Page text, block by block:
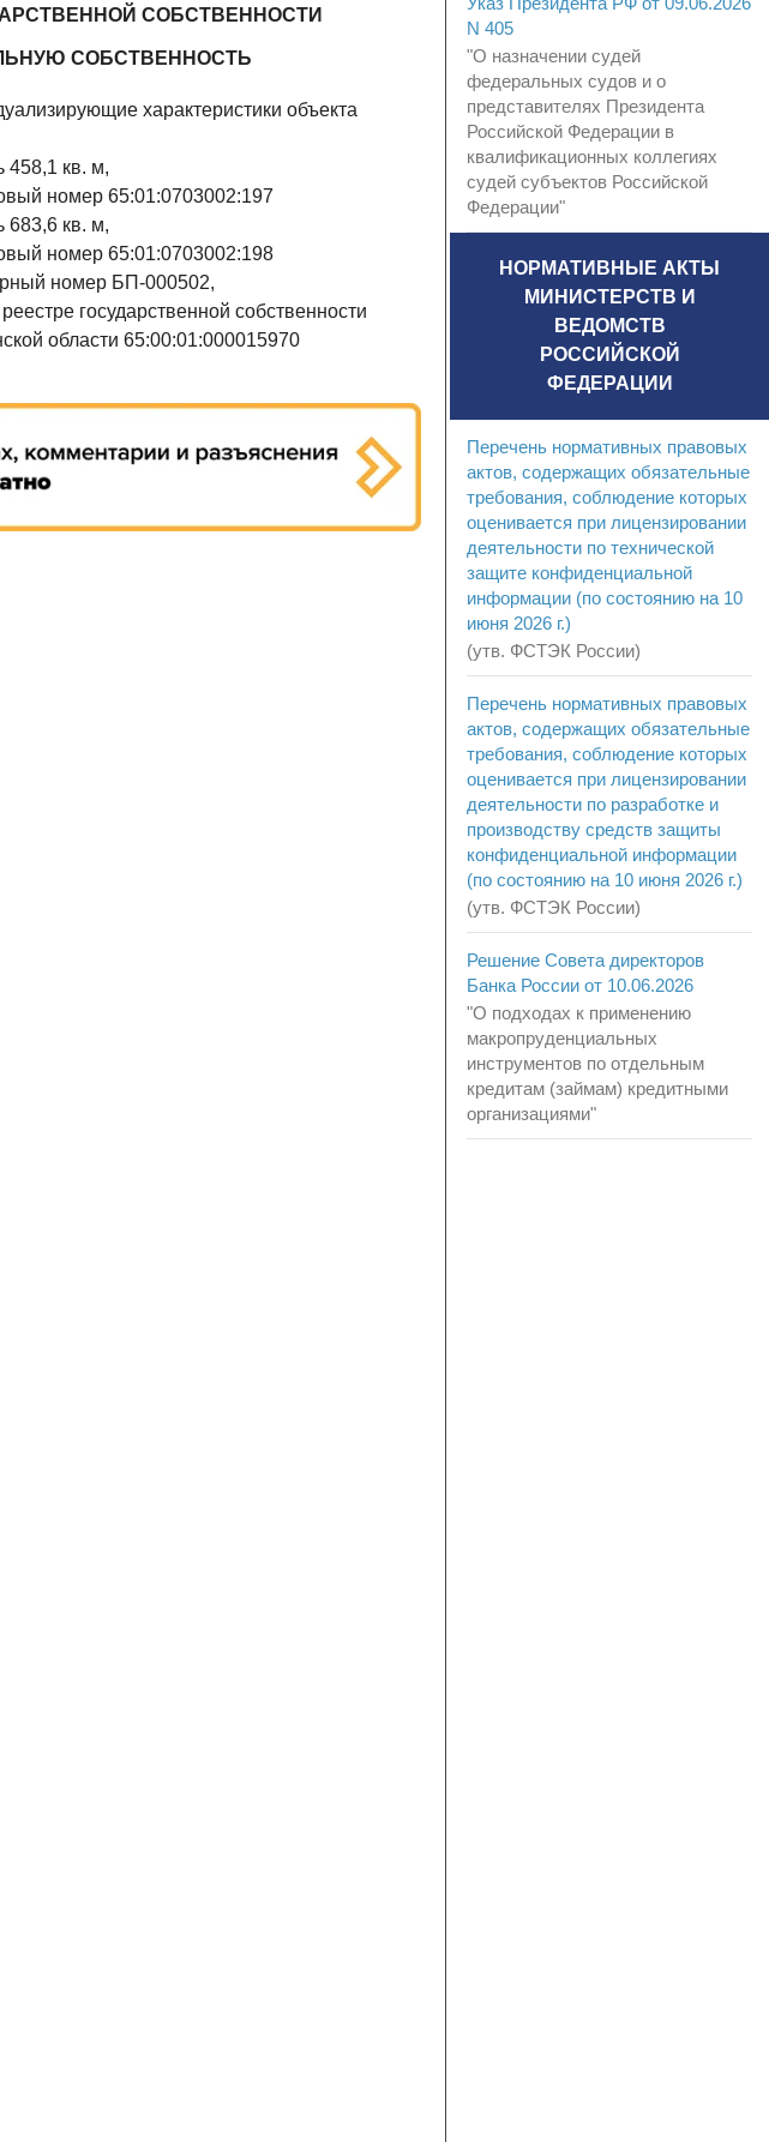
СОБСТВЕННОСТИ
СОБСТВЕННОСТЬ
характеристики объекта
458,1 кв. м,
номер 65:01:0703002:197
683,6 кв. м,
номер 65:01:0703002:198
номер БП-000502,
государственной собственности
области 65:00:01:000015970
N 405
"О назначении судей
федеральных судов и о
представителях Президента
Российской Федерации в
квалификационных коллегиях
судей субъектов Российской
Федерации"
НОРМАТИВНЫЕ АКТЫ
МИНИСТЕРСТВ И
ВЕДОМСТВ
РОССИЙСКОЙ
ФЕДЕРАЦИИ
Перечень нормативных правовых
актов, содержащих обязательные
требования, соблюдение которых
оценивается при лицензировании
деятельности по технической
защите конфиденциальной
информации (по состоянию на 10
июня 2026 г.)
(утв. ФСТЭК России)
Перечень нормативных правовых
актов, содержащих обязательные
требования, соблюдение которых
оценивается при лицензировании
деятельности по разработке и
производству средств защиты
конфиденциальной информации
(по состоянию на 10 июня 2026 г.)
(утв. ФСТЭК России)
Решение Совета директоров
Банка России от 10.06.2026
"О подходах к применению
макропруденциальных
инструментов по отдельным
кредитам (займам) кредитными
организациями"